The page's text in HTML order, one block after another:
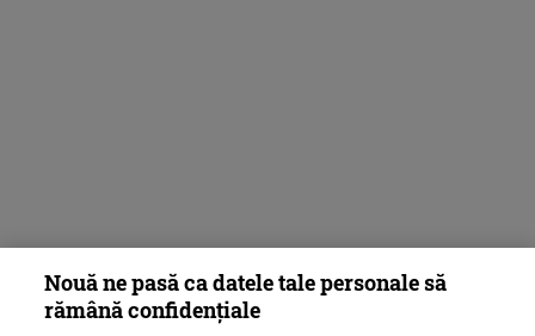
Nouă ne pasă ca datele tale personale să
rămână confidențiale